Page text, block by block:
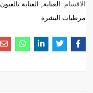
الاقسام: العناية العناية بالعيون
مرطبات البشرة